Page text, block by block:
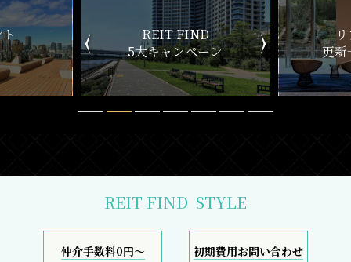
ン
リアルタイム
更新一覧チェック
新
REIT FIND STYLE
仲介手数料0円～ 初期費用お問い合わせ